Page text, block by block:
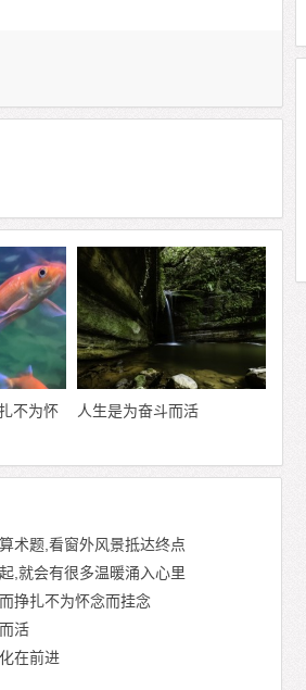
不为怀
人生是为奋斗而活
术题,看窗外风景抵达终点
,就会有很多温暖涌入心里
挣扎不为怀念而挂念
活
在前进